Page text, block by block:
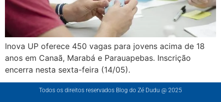
Inova UP oferece 450 vagas para jovens acima de 18
anos em Canaã, Marabá e Parauapebas. Inscrição
encerra nesta sexta-feira (14/05).
Todos os direitos reservados Blog do Zé Dudu @ 2025